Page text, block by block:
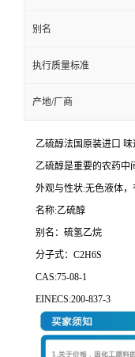
别名
执行质量标准
产地/厂商
乙硫醇法国原装进口
乙硫醇是重要的农药中
外观与性状:无色液体，
名称:乙硫醇
别名：硫氢乙烷
分子式：C2H6S
CAS:75-08-1
EINECS:200-837-3